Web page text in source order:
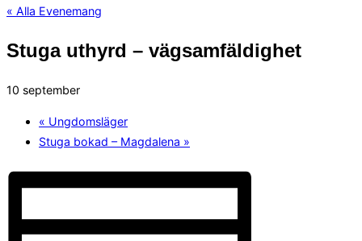
och
navigation
« Alla Evenemang
Stuga uthyrd – vägsamfäldighet
10 september
« Ungdomsläger
Stuga bokad – Magdalena »